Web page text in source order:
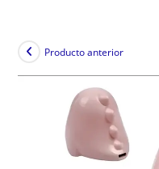
Producto anterior